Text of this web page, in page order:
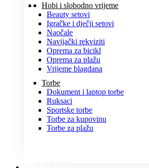
Hobi i slobodno vrijeme
Beauty setovi
Igračke i dječji setovi
Naočale
Navijački rekviziti
Oprema za bicikl
Oprema za plažu
Vrijeme blagdana
Torbe
Dokument i laptop torbe
Ruksaci
Sportske torbe
Torbe za kupovinu
Torbe za plažu